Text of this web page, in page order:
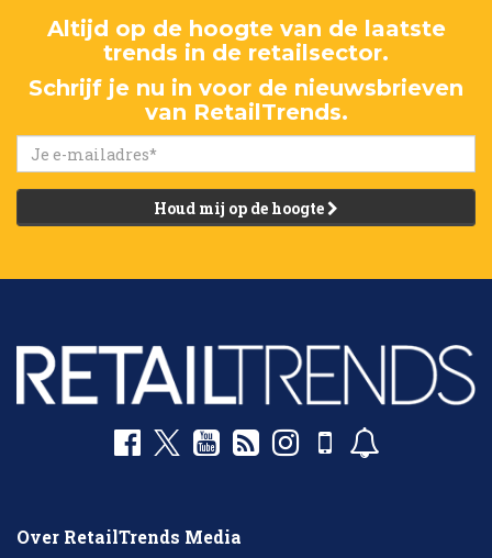
Altijd op de hoogte van de laatste
trends in de retailsector.
Schrijf je nu in voor de nieuwsbrieven
van RetailTrends.
Houd mij op de hoogte
Over RetailTrends Media